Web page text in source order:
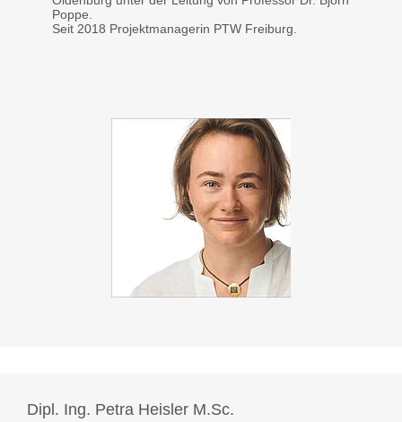
Poppe.
Seit 2018 Projektmanagerin PTW Freiburg.
Dipl. Ing. Petra Heisler M.Sc.